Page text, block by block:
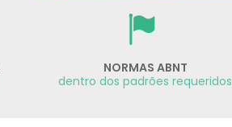
NORMAS ABNT
dentro dos padrões requeridos